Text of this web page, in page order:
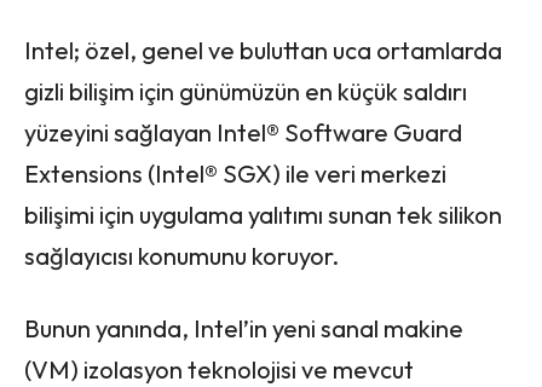
Intel; özel, genel ve buluttan uca ortamlarda
gizli bilişim için günümüzün en küçük saldırı
yüzeyini sağlayan Intel® Software Guard
Extensions (Intel® SGX) ile veri merkezi
bilişimi için uygulama yalıtımı sunan tek silikon
sağlayıcısı konumunu koruyor.
Bunun yanında, Intel’in yeni sanal makine
(VM) izolasyon teknolojisi ve mevcut